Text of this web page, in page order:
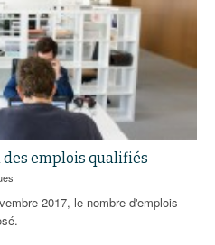
des emplois qualifiés
2017, le nombre d'emplois